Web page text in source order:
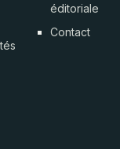
éditoriale
Contact